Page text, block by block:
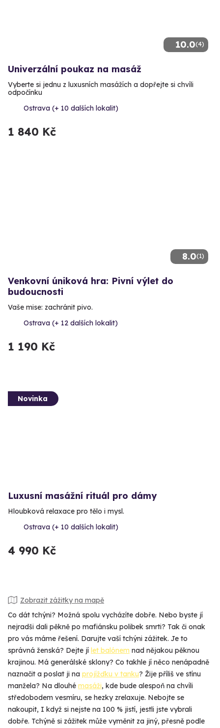
10.0(4)
Univerzální poukaz na masáž
Vyberte si jednu z luxusních masážích a dopřejte si chvíli
odpočínku
Ostrava (+ 10 dalších lokalit)
1 840 Kč
8.0(1)
Venkovní úniková hra: Pivní výlet do
budoucnosti
Vaše mise: zachránit pivo.
Ostrava (+ 12 dalších lokalit)
1 190 Kč
Novinka
Luxusní masážní rituál pro dámy
Hloubková relaxace pro tělo i mysl.
Ostrava (+ 10 dalších lokalit)
4 990 Kč
Zobrazit zážitky na mapě
Co dát tchýni? Možná spolu vycházíte dobře. Nebo byste jí
nejradši dali pěkně po mafiánsku polibek smrti? Tak či onak
pro vás máme řešení. Darujte vaší tchýni zážitek. Je to
správná ženská? Dejte jí let balónem nad nějakou pěknou
krajinou. Má generálské sklony? Co takhle jí něco nenápadně
naznačit a poslat ji na projížďku v tanku? Žije příliš ve stínu
manžela? Na dlouhé masáži, kde bude alespoň na chvíli
středobodem vesmíru, se hezky zrelaxuje. Nebojte se
nakoupit, I když si nejste na 100 % jistí, jestli jste vybrali
dobře. Tchýně si zážitek může vyměnit za jiný, přesně podle